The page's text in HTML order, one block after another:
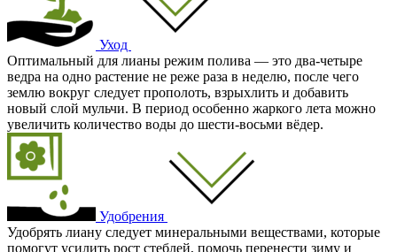
Уход
Оптимальный для лианы режим полива — это два-четыре
ведра на одно растение не реже раза в неделю, после чего
землю вокруг следует прополоть, взрыхлить и добавить
новый слой мульчи. В период особенно жаркого лета можно
увеличить количество воды до шести-восьми вёдер.
Удобрения
Удобрять лиану следует минеральными веществами, которые
помогут усилить рост стеблей, помочь перенести зиму и